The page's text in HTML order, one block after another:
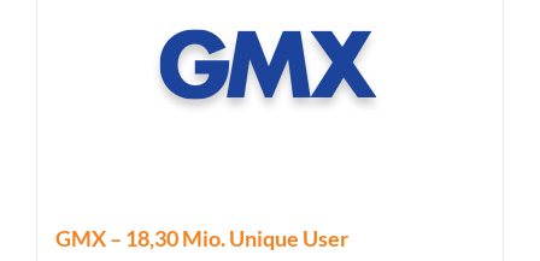
GMX – 18,30 Mio. Unique User